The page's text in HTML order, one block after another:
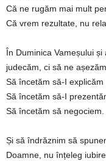
Că ne rugăm mai mult
Că vrem rezultate, nu
În Duminica Vameșului
judecăm, ci să ne
Să încetăm să-I
Să încetăm să-I
Să încetăm să negociem.
Și să îndrăznim să
Doamne, nu înțeleg